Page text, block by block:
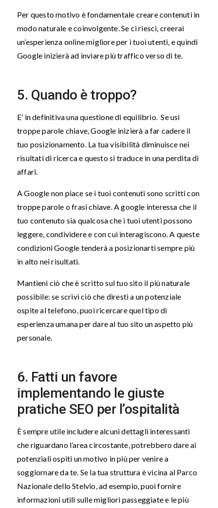
Per questo motivo è fondamentale creare contenuti in
modo naturale e coinvolgente. Se ci riesci, creerai
un’esperienza online migliore per i tuoi utenti, e quindi
Google inizierà ad inviare più traffico verso di te.
5. Quando è troppo?
E’ in definitiva una questione di equilibrio. Se usi
troppe parole chiave, Google inizierà a far cadere il
tuo posizionamento. La tua visibilità diminuisce nei
risultati di ricerca e questo si traduce in una perdita di
affari.
A Google non piace se i tuoi contenuti sono scritti con
troppe parole o frasi chiave. A google interessa che il
tuo contenuto sia qualcosa che i tuoi utenti possono
leggere, condividere e con cui interagiscono. A queste
condizioni Google tenderà a posizionarti sempre più
in alto nei risultati.
Mantieni ciò che è scritto sul tuo sito il più naturale
possibile: se scrivi ciò che diresti a un potenziale
ospite al telefono, puoi ricercare quel tipo di
esperienza umana per dare al tuo sito un aspetto più
personale.
6. Fatti un favore
implementando le giuste
pratiche SEO per l’ospitalità
È sempre utile includere alcuni dettagli interessanti
che riguardano l’area circostante, potrebbero dare ai
potenziali ospiti un motivo in più per venire a
soggiornare da te. Se la tua struttura è vicina al Parco
Nazionale dello Stelvio, ad esempio, puoi fornire
informazioni utili sulle migliori passeggiate e le più